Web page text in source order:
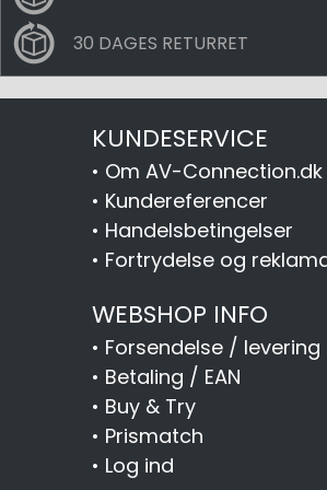
30 DAGES RETURRET
KUNDESERVICE
• Om AV-Connection.dk
• Kundereferencer
• Handelsbetingelser
• Fortrydelse og
WEBSHOP INFO
• Forsendelse / levering
• Betaling / EAN
• Buy & Try
• Prismatch
• Log ind